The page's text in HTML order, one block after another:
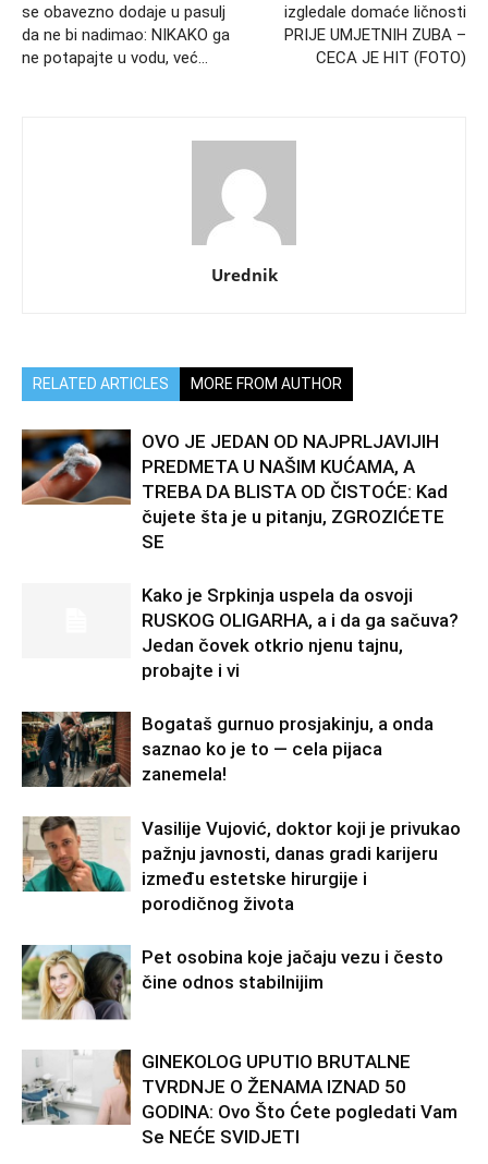
se obavezno dodaje u pasulj
da ne bi nadimao: NIKAKO ga
ne potapajte u vodu, već…
izgledale domaće ličnosti
PRIJE UMJETNIH ZUBA –
CECA JE HIT (FOTO)
Urednik
RELATED ARTICLES MORE FROM AUTHOR
OVO JE JEDAN OD NAJPRLJAVIJIH
PREDMETA U NAŠIM KUĆAMA, A
TREBA DA BLISTA OD ČISTOĆE: Kad
čujete šta je u pitanju, ZGROZIĆETE
SE
Kako je Srpkinja uspela da osvoji
RUSKOG OLIGARHA, a i da ga sačuva?
Jedan čovek otkrio njenu tajnu,
probajte i vi
Bogataš gurnuo prosjakinju, a onda
saznao ko je to — cela pijaca
zanemela!
Vasilije Vujović, doktor koji je privukao
pažnju javnosti, danas gradi karijeru
između estetske hirurgije i
porodičnog života
Pet osobina koje jačaju vezu i često
čine odnos stabilnijim
GINEKOLOG UPUTIO BRUTALNE
TVRDNJE O ŽENAMA IZNAD 50
GODINA: Ovo Što Ćete pogledati Vam
Se NEĆE SVIDJETI